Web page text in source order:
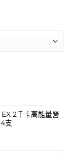
2千卡高能量營
4支